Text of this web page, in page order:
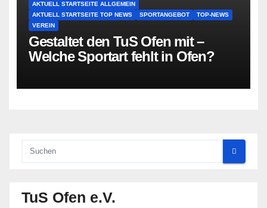
AKTUELL STARTSEITE ALLGEMEIN
AKTUELL STARTSEITE TOP NEWS
SPORTANGEBOT
TOP-NEWS
VEREIN
Gestaltet den TuS Ofen mit –
Welche Sportart fehlt in Ofen?
TuS Ofen e.V.